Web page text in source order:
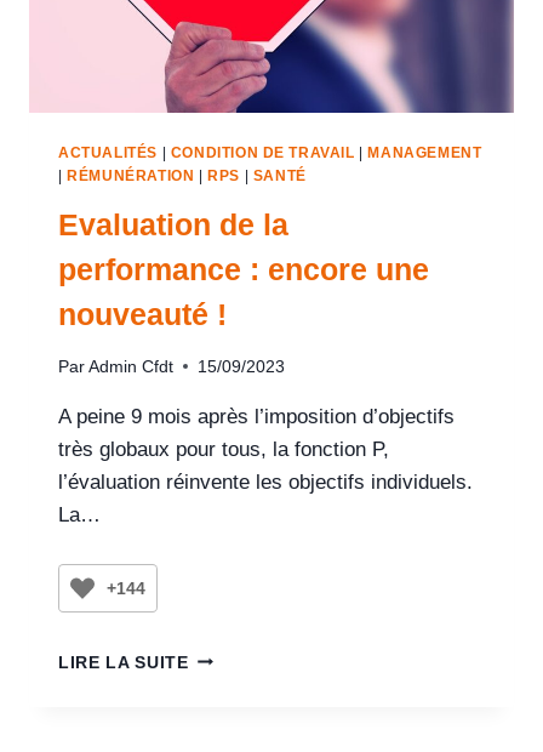
ACTUALITÉS CONDITION DE TRAVAIL
MANAGEMENT
RÉMUNÉRATION RPS SANTÉ
Evaluation de la
performance : encore une
nouveauté !
Par Admin Cfdt 15/09/2023
A peine 9 mois après l’imposition d’objectifs
très globaux pour tous, la fonction P,
l’évaluation réinvente les objectifs individuels.
La…
+144
LIRE LA SUITE